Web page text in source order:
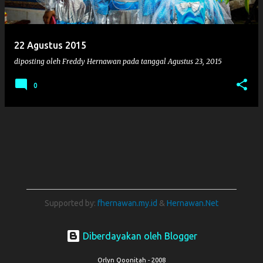
n
22 Agustus 2015
diposting oleh Freddy Hernawan pada tanggalAgustus 23, 2015
0
Supported by: fhernawan.my.id & Hernawan.Net
Diberdayakan oleh Blogger
Orlyn Qoonitah - 2008